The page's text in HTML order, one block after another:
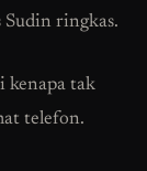
Sudin ringkas.
kenapa tak
telefon.